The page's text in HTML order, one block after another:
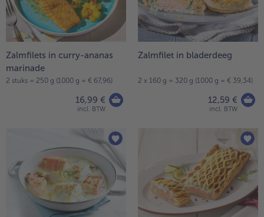
Zalmfilets in curry-ananas
marinade
2 stuks = 250 g (1000 g = € 67,96)
16,99 €
incl. BTW
Zalmfilet in bladerdeeg
2 x 160 g = 320 g (1000 g = € 39,34)
12,59 €
incl. BTW